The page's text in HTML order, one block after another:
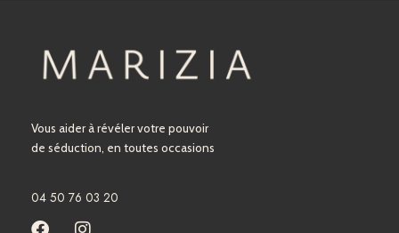
Vous aider à révéler votre pouvoir
de séduction, en toutes occasions
04 50 76 03 20